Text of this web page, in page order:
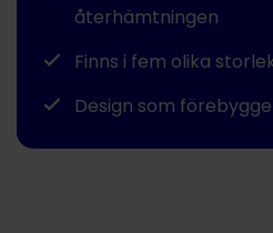
återhämtningen
Finns i fem olika
Design som